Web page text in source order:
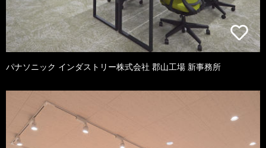
パナソニック インダストリー株式会社 郡山工場 新事務所